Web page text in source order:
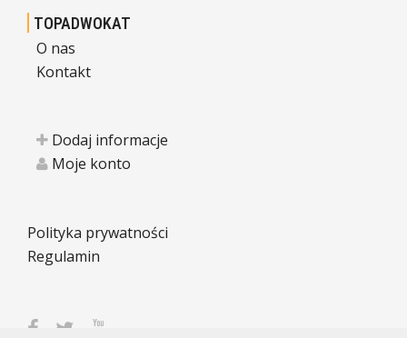
TOPADWOKAT
O nas
Kontakt
Dodaj informacje
Moje konto
Polityka prywatności
Regulamin